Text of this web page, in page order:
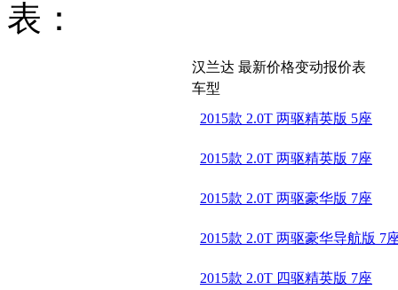
表：
汉兰达 最新价格变动报价表
车型
2015款 2.0T 两驱精英版 5座
2015款 2.0T 两驱精英版 7座
2015款 2.0T 两驱豪华版 7座
2015款 2.0T 两驱豪华导航版 7
2015款 2.0T 四驱精英版 7座